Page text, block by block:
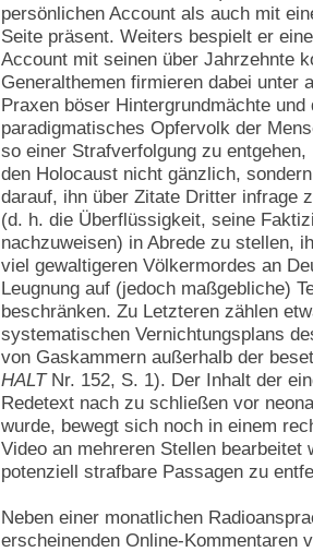
persönlichen Account als auch mit
Seite präsent. Weiters bespielt er
Account mit seinen über Jahrzehnte
Generalthemen firmieren dabei unter
Praxen böser Hintergrundmächte
paradigmatisches Opfervolk der
so einer Strafverfolgung zu
den Holocaust nicht gänzlich,
darauf, ihn über Zitate Dritter infrage
(d. h. die Überflüssigkeit, seine
nachzuweisen) in Abrede zu stellen,
viel gewaltigeren Völkermordes an
Leugnung auf (jedoch maßgebliche)
beschränken. Zu Letzteren zählen
systematischen Vernichtungsplans
von Gaskammern außerhalb der
HALTNr. 152, S. 1). Der Inhalt der
Redetext nach zu schließen vor
wurde, bewegt sich noch in einem
Video an mehreren Stellen bearbeitet
potenziell strafbare Passagen zu
Neben einer monatlichen
erscheinenden Online-Kommentaren